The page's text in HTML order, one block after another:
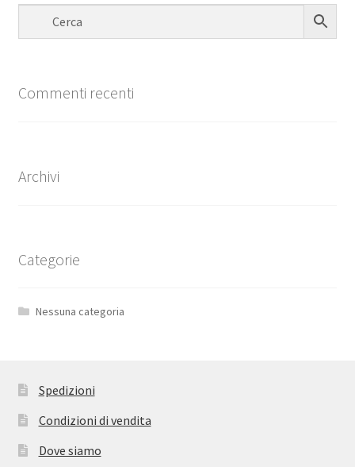
Commenti recenti
Archivi
Categorie
Nessuna categoria
Spedizioni
Condizioni di vendita
Dove siamo